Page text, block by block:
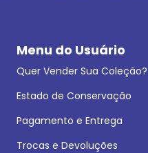
Menu do Usuário
Quer Vender Sua Coleção?
Estado de Conservação
Pagamento e Entrega
Trocas e Devoluções